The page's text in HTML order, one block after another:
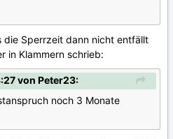
die Sperrzeit dann nicht entfällt
in Klammern schrieb:
von Peter23:
noch 3 Monate